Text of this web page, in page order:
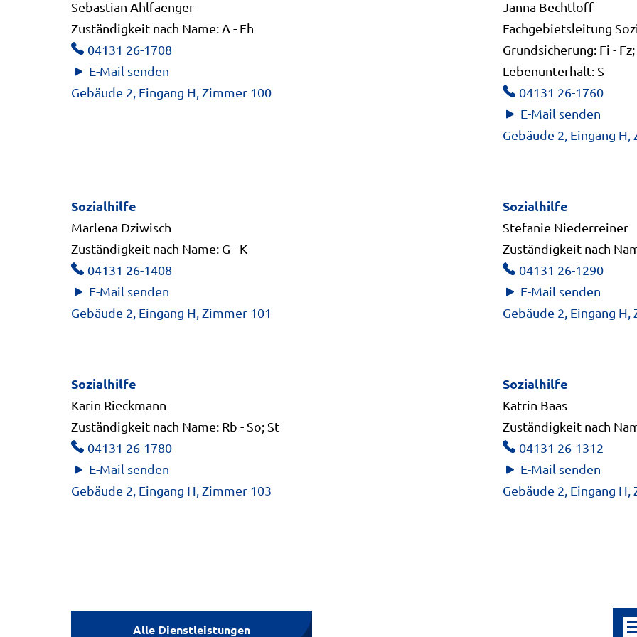
Die Lernförderung wird durch einen geeigneten Träger oder eine geeignete private Person
gemeinschaftliche Mittagsverpflegung
Sie besuchen eine Schule.
Die Mittagsverpflegung wird von der Einrichtung angeboten oder ist durch einen
Einrichtung (zum Beispiel mit einer Schule) vereinbart.
Das Essen wird gemeinschaftlich ausgegeben und eingenommen.
Sebastian Ahlfaenger
Zuständigkeit nach Name: A - Fh
04131 26-1708
E-Mail senden
Gebäude 2, Eingang H, Zimmer 100
Janna Bechtloff
Fachgebietsleitung
Grundsicherung: Fi -
Lebenunterhalt: S
04131 26-1760
E-Mail senden
Gebäude 2, Eingang
Sozialhilfe
Marlena Dziwisch
Zuständigkeit nach Name: G - K
04131 26-1408
E-Mail senden
Gebäude 2, Eingang H, Zimmer 101
Sozialhilfe
Stefanie Niederreiner
Zuständigkeit nach
04131 26-1290
E-Mail senden
Gebäude 2, Eingang
Sozialhilfe
Karin Rieckmann
Zuständigkeit nach Name: Rb - So; St
04131 26-1780
E-Mail senden
Gebäude 2, Eingang H, Zimmer 103
Sozialhilfe
Katrin Baas
Zuständigkeit nach
04131 26-1312
E-Mail senden
Gebäude 2, Eingang
Alle Dienstleistungen